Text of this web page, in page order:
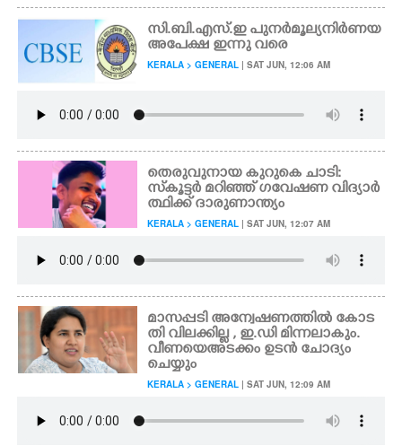
CARTOONS
ZOOM
സി.ബി.എസ്.ഇ പുനർമൂല്യനിർണയ
അപേക്ഷ ഇന്നു വരെ
KERALA > GENERAL | SAT JUN, 12:06 AM
തെരുവുനായ കുറുകെ ചാടി:
സ്‌കൂട്ടർ മറിഞ്ഞ് ഗവേഷണ വിദ്യാർ
ത്ഥിക്ക് ദാരുണാന്ത്യം
KERALA > GENERAL | SAT JUN, 12:07 AM
മാസപ്പടി അന്വേഷണത്തിൽ കോട
തി വിലക്കില്ല , ഇ.ഡി മിന്നലാകും.
വീണയെ അടക്കം ഉടൻ ചോദ്യം
ചെയ്യും
KERALA > GENERAL | SAT JUN, 12:09 AM